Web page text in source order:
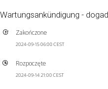
Wartungsankündigung -
Zakończone
2024-09-15 06:00 CEST
Rozpoczęte
2024-09-14 21:00 CEST